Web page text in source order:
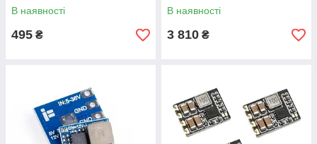
В наявності
495 ₴
В наявності
3 810 ₴